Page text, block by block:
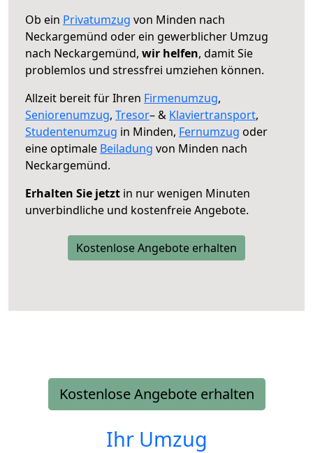
Ob ein Privatumzug von Minden nach
Neckargemünd oder ein gewerblicher Umzug
nach Neckargemünd, wir helfen, damit Sie
problemlos und stressfrei umziehen können.
Allzeit bereit für Ihren Firmenumzug,
Seniorenumzug, Tresor– & Klaviertransport,
Studentenumzug in Minden, Fernumzug oder
eine optimale Beiladung von Minden nach
Neckargemünd.
Erhalten Sie jetzt in nur wenigen Minuten
unverbindliche und kostenfreie Angebote.
Kostenlose Angebote erhalten
Kostenlose Angebote erhalten
Ihr Umzug